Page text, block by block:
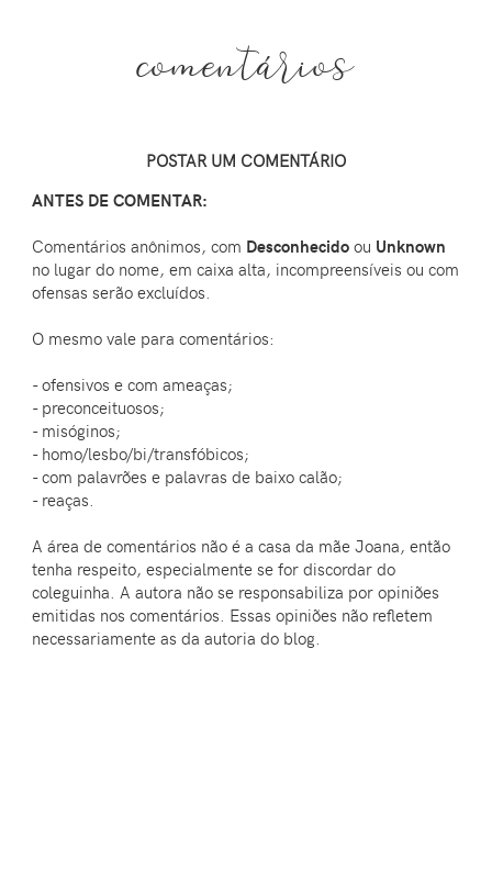
comentários
POSTAR UM COMENTÁRIO
ANTES DE COMENTAR:
Comentários anônimos, com Desconhecido ou Unknown
no lugar do nome, em caixa alta, incompreensíveis ou com
ofensas serão excluídos.
O mesmo vale para comentários:
- ofensivos e com ameaças;
- preconceituosos;
- misóginos;
- homo/lesbo/bi/transfóbicos;
- com palavrões e palavras de baixo calão;
- reaças.
A área de comentários não é a casa da mãe Joana, então
tenha respeito, especialmente se for discordar do
coleguinha. A autora não se responsabiliza por opiniões
emitidas nos comentários. Essas opiniões não refletem
necessariamente as da autoria do blog.